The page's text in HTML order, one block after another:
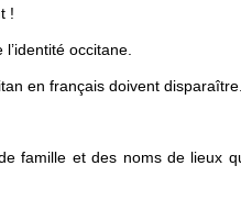
!
occitane.
en français doivent disparaître.
famille et des noms de lieux